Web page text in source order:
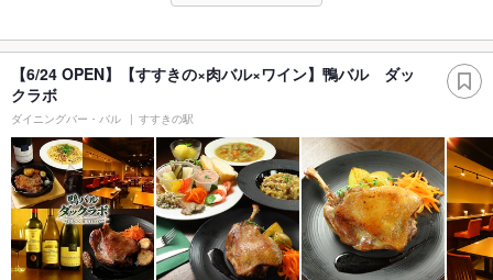
【6/24 OPEN】【すすきの×肉バル×ワイン】鴨バル ダッ
クラボ
ダイニングバー・バル すすきの駅